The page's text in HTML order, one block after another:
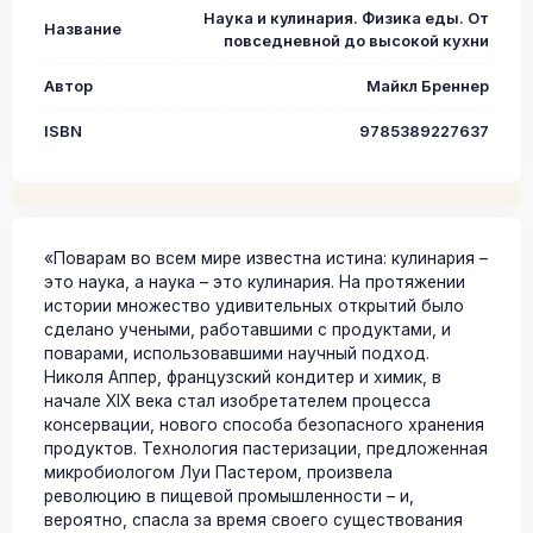
Название
Наука и кулинария. Физика еды. От
повседневной до высокой кухни
Автор Майкл Бреннер
ISBN 9785389227637
«Поварам во всем мире известна истина: кулинария –
это наука, а наука – это кулинария. На протяжении
истории множество удивительных открытий было
сделано учеными, работавшими с продуктами, и
поварами, использовавшими научный подход.
Николя Аппер, французский кондитер и химик, в
начале XIX века стал изобретателем процесса
консервации, нового способа безопасного хранения
продуктов. Технология пастеризации, предложенная
микробиологом Луи Пастером, произвела
революцию в пищевой промышленности – и,
вероятно, спасла за время своего существования